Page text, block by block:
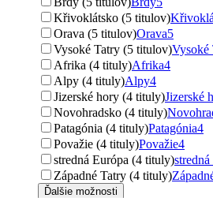
Křivoklátsko (5 titulov)
Orava (5 titulov)Orava5
Vysoké Tatry (5 titulov)Vysoké
Afrika (4 tituly)Afrika4
Alpy (4 tituly)Alpy4
Jizerské hory (4 tituly)Jizerské
Novohradsko (4 tituly)
Patagónia (4 tituly)Patagónia4
Považie (4 tituly)Považie4
stredná Európa (4 tituly)
Západné Tatry (4 tituly)
Ďalšie možnosti